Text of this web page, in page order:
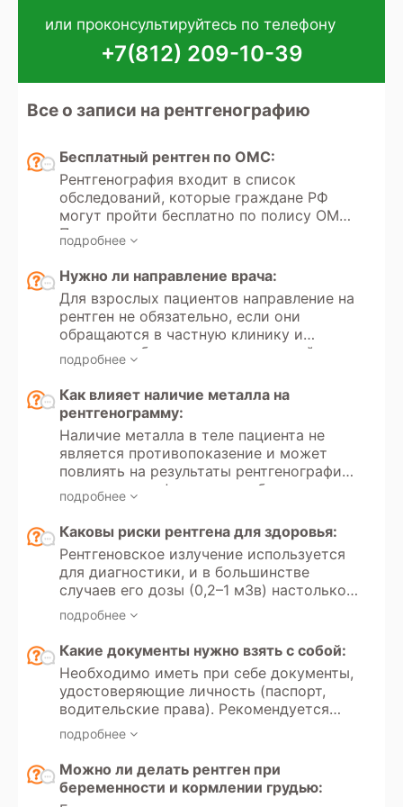
или проконсультируйтесь по телефону
+7(812) 209-10-39
Все о записи на рентгенографию
Бесплатный рентген по ОМС:
Рентгенография входит в список
обследований, которые граждане РФ
могут пройти бесплатно по полису ОМС.
Получение направления на
рентгенографию регулируется
Федеральным законом РФ «Об
обязательном медицинском
страховании» №323. Кроме того, в
России доступно прохождение
рентгеновских исследований в рамках
добровольного медицинского
подробнее
Нужно ли направление врача:
Для взрослых пациентов направление на
рентген не обязательно, если они
обращаются в частную клинику и
проходят обследование на платной
основе. Однако для детей до 18 лет
направление от врача необходимо как
для частных, так и для государственных
медицинских учреждений, поскольку
проведение рентгенографии ребенку
связано с лучевой нагрузкой на
организм.
подробнее
Как влияет наличие металла на
рентгенограмму:
Наличие металла в теле пациента не
является противопоказение и может
повлиять на результаты рентгенографии,
создавая артефакты на изображении.
Металлические предметы (например,
зубные импланты, суставные протезы,
брекеты или пирсинг) блокируют или
искажают рентгеновские лучи, что
может привести к появлению
затененных участков на снимке.
Оператор рентгена обычно учитывает
возможные артефакты, чтобы получить
наиболее точные результаты.
подробнее
Каковы риски рентгена для здоровья:
Рентгеновское излучение используется
для диагностики, и в большинстве
случаев его дозы (0,2–1 мЗв) настолько
малы, что риски для здоровья
минимальны. Однако частое
воздействие рентгеновского излучения
может привести к накоплению дозы, что
увеличивает вероятность развития рака
в будущем. Поэтому исследование
рекомендуется проводить не чаще
одного раза в 4 месяца.
подробнее
Какие документы нужно взять с собой:
Необходимо иметь при себе документы,
удостоверяющие личность (паспорт,
водительские права). Рекомендуется
иметь направление от врача с указанием
цели обследования и минимальных
требований к протоколу (аналоговая или
цифровая рентгенография, необходимые
проекции). Для оценки динамики
подробнее
Можно ли делать рентген при
беременности и кормлении грудью: